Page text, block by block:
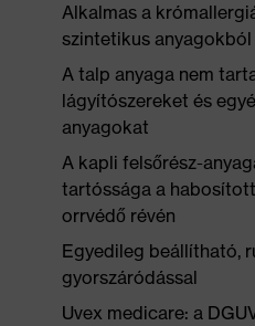
Alkalmas a
szintetikus anyagokból
A talp anyaga nem
lágyítószereket és
anyagokat
A kapli felsőrész-
tartóssága a
orrvédő révén
Egyedileg beállítható,
gyorszáródással
Uvex medicare: a